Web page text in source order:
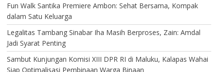
Fun Walk Santika Premiere Ambon: Sehat Bersama, Kompak
dalam Satu Keluarga
Legalitas Tambang Sinabar Iha Masih Berproses, Zain: Amdal
Jadi Syarat Penting
Sambut Kunjungan Komisi XIII DPR RI di Maluku, Kalapas Wahai
Siap Optimalisasi Pembinaan Warga Binaan